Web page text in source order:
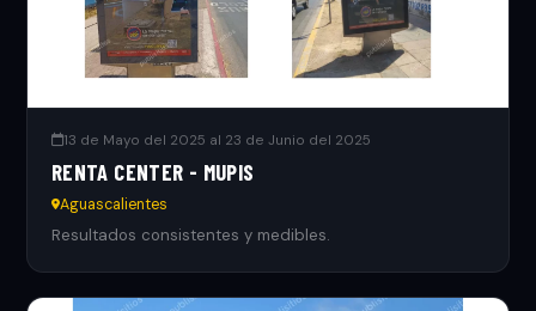
13 de Mayo del 2025 al 23 de Junio del 2025
RENTA CENTER - MUPIS
Aguascalientes
Resultados consistentes y medibles.